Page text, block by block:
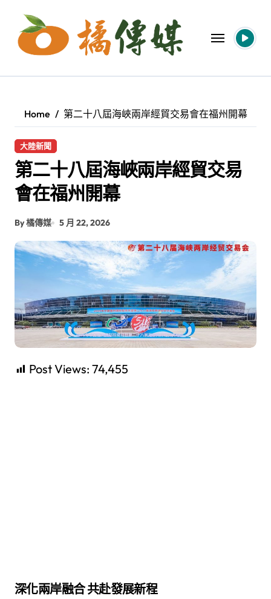
content
Home 第二十八屆海峽兩岸經貿交易會在福州開幕
大陸新聞
第二十八屆海峽兩岸經貿交易
會在福州開幕
By 橘傳媒 5 月 22, 2026
Post Views: 74,455
深化兩岸融合 共赴發展新程